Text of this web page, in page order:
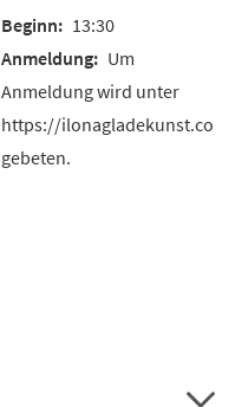
13:30
Um
Anmeldung wird unter
https://ilonagladekunst.com
gebeten.